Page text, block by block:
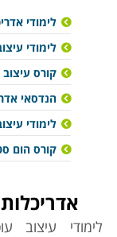
לימודי
לימודי
קורס
הנדסאי
לימודי
קורס הום
לימודי עיצוב